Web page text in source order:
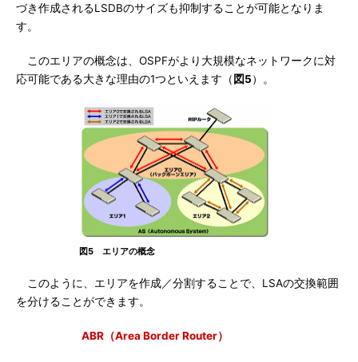
づき作成されるLSDBのサイズも抑制することが可能となりま
す。
このエリアの概念は、OSPFがより大規模なネットワークに対
応可能である大きな理由の1つといえます（ 図5）。
図5 エリアの概念
このように、エリアを作成／分割することで、LSAの交換範囲
を分けることができます。
ABR（Area Border Router）